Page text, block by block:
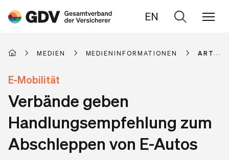
EN
Zur
MEDIEN MEDIENINFORMATIONEN
E-Mobilität
Verbände geben
Handlungsempfehlung zum
Abschleppen von E-Autos